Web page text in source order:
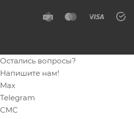
Остались вопросы?
Напишите нам!
Max
Telegram
СМС